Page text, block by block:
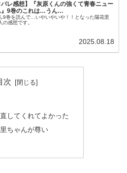
バレ感想】『灰原くんの強くて青春ニュー
』9巻のこれは…うん…
9巻を読んで…いやいやいや！！となった陽花里
の感想です。
2025.08.18
次
してくれてよかった
ちゃんが尊い